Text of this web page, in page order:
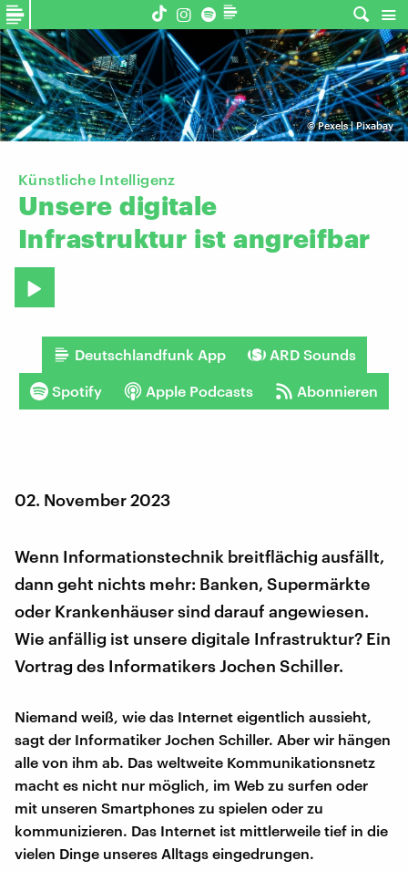
©Pexels | Pixabay
Künstliche Intelligenz
Unsere digitale
Infrastruktur ist angreifbar
Deutschlandfunk App ARD Sounds
Spotify Apple Podcasts Abonnieren
02. November 2023
Wenn Informationstechnik breitflächig ausfällt,
dann geht nichts mehr: Banken, Supermärkte
oder Krankenhäuser sind darauf angewiesen.
Wie anfällig ist unsere digitale Infrastruktur? Ein
Vortrag des Informatikers Jochen Schiller.
Niemand weiß, wie das Internet eigentlich aussieht,
sagt der Informatiker Jochen Schiller. Aber wir hängen
alle von ihm ab. Das weltweite Kommunikationsnetz
macht es nicht nur möglich, im Web zu surfen oder
mit unseren Smartphones zu spielen oder zu
kommunizieren. Das Internet ist mittlerweile tief in die
vielen Dinge unseres Alltags eingedrungen.